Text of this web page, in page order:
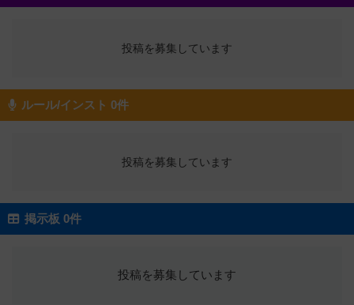
投稿を募集しています
ルール/インスト 0件
投稿を募集しています
掲示板 0件
投稿を募集しています